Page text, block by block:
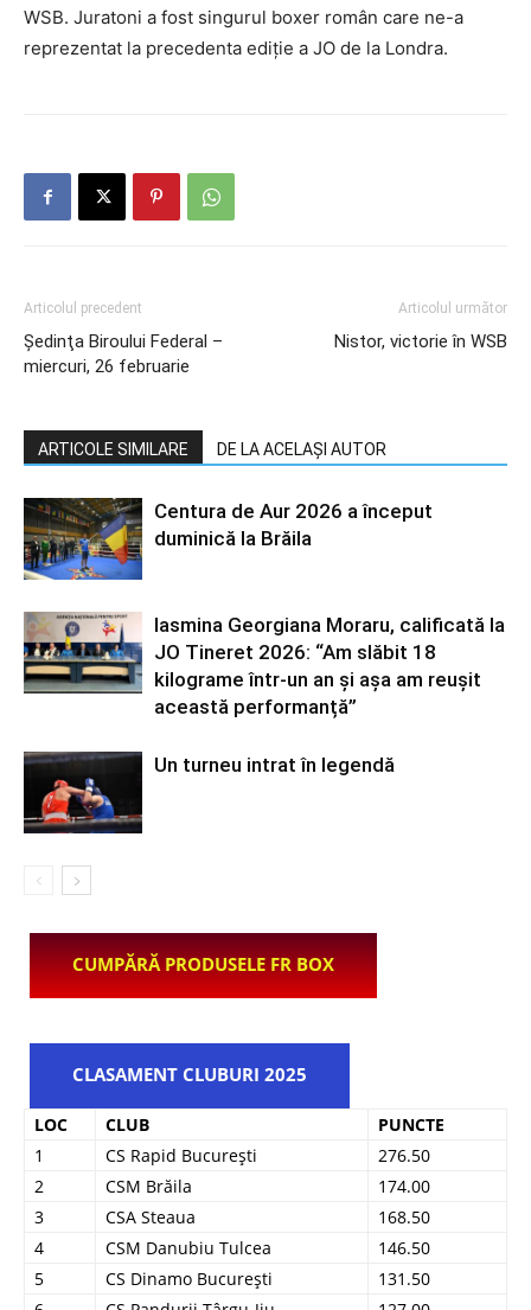
WSB. Juratoni a fost singurul boxer român care ne-a
reprezentat la precedenta ediţie a JO de la Londra.
Articolul precedent
Şedinţa Biroului Federal –
miercuri, 26 februarie
Articolul următor
Nistor, victorie în WSB
ARTICOLE SIMILARE DE LA ACELAȘI AUTOR
Centura de Aur 2026 a început
duminică la Brăila
Iasmina Georgiana Moraru, calificată la
JO Tineret 2026: “Am slăbit 18
kilograme într-un an și așa am reușit
această performanță”
Un turneu intrat în legendă
CUMPĂRĂ PRODUSELE FR BOX
CLASAMENT CLUBURI 2025
LOC CLUB
PUNCTE
1
CS Rapid București
276.50
2
CSM Brăila
174.00
3
CSA Steaua
168.50
4
CSM Danubiu Tulcea
146.50
5
CS Dinamo București
131.50